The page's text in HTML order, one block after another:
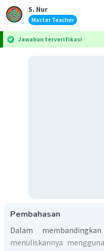
S. Nur
Master Teacher
Jawaban terverifikasi
Pembahasan
Dalam
menuliskannya